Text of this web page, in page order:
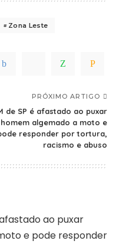
Zona Leste
PRÓXIMO ARTIGO
de SP é afastado ao puxar
homem algemado a moto e
responder por tortura,
racismo e abuso
ao puxar
e pode responder